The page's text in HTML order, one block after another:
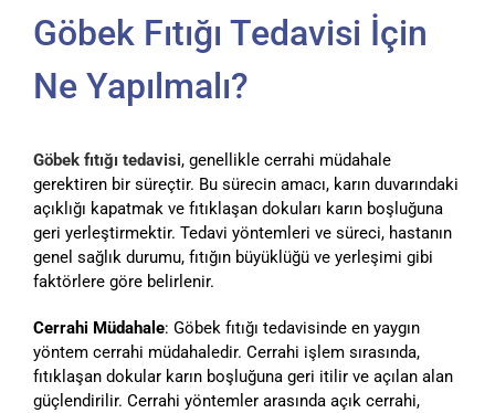
Göbek Fıtığı Tedavisi İçin
Ne Yapılmalı?
Göbek fıtığı tedavisi, genellikle cerrahi müdahale
gerektiren bir süreçtir. Bu sürecin amacı, karın duvarındaki
açıklığı kapatmak ve fıtıklaşan dokuları karın boşluğuna
geri yerleştirmektir. Tedavi yöntemleri ve süreci, hastanın
genel sağlık durumu, fıtığın büyüklüğü ve yerleşimi gibi
faktörlere göre belirlenir.
Cerrahi Müdahale: Göbek fıtığı tedavisinde en yaygın
yöntem cerrahi müdahaledir. Cerrahi işlem sırasında,
fıtıklaşan dokular karın boşluğuna geri itilir ve açılan alan
güçlendirilir. Cerrahi yöntemler arasında açık cerrahi,